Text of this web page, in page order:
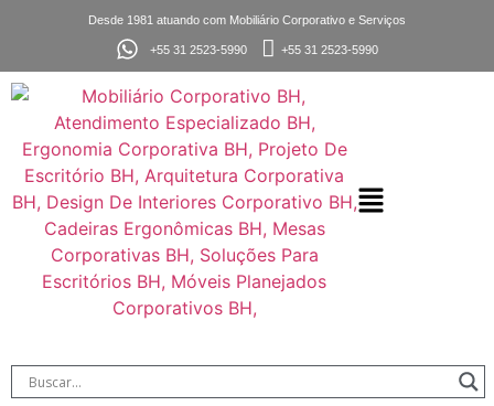
Desde 1981 atuando com Mobiliário Corporativo e Serviços
+55 31 2523-5990 +55 31 2523-5990